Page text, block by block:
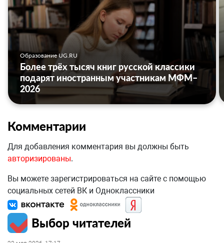
Образование UG.RU
Более трёх тысяч книг русской классики
подарят иностранным участникам МФМ–
2026
Комментарии
Для добавления комментария вы должны быть
авторизированы.
Вы можете зарегистрироваться на сайте с помощью
социальных сетей ВК и Одноклассники
Выбор читателей